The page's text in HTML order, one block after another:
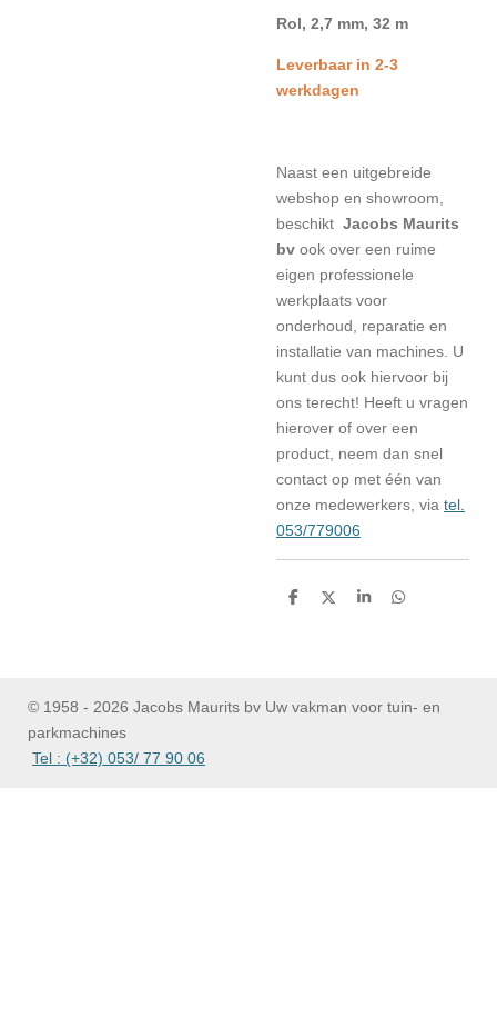
Rol, 2,7 mm, 32 m
Leverbaar in 2-3
werkdagen
Naast een uitgebreide
webshop en showroom,
beschikt Jacobs Maurits
bv ook over een ruime
eigen professionele
werkplaats voor
onderhoud, reparatie en
installatie van machines. U
kunt dus ook hiervoor bij
ons terecht! Heeft u vragen
hierover of over een
product, neem dan snel
contact op met één van
onze medewerkers, via tel.
053/779006
D
D
S
D
© 1958 - 2026 Jacobs Maurits bv Uw vakman voor tuin- en
parkmachines
Tel : (+32) 053/ 77 90 06